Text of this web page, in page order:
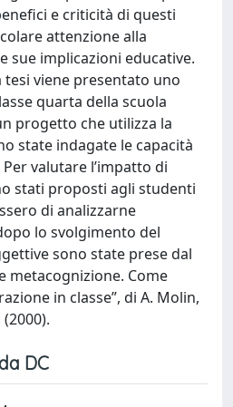
e criticità di questi
attenzione alla
sue implicazioni educative.
tesi viene presentato uno
quarta della scuola
progetto che utilizza la
state indagate le capacità
valutare l’impatto di
stati proposti agli studenti
di analizzarne
lo svolgimento del
sono state prese dal
metacognizione. Come
in classe”, di A. Molin,
DC